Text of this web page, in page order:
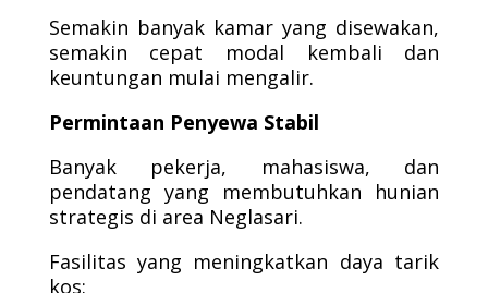
Semakin banyak kamar yang disewakan,
semakin cepat modal kembali dan
keuntungan mulai mengalir.
Permintaan Penyewa Stabil
Banyak pekerja, mahasiswa, dan
pendatang yang membutuhkan hunian
strategis di area Neglasari.
Fasilitas yang meningkatkan daya tarik
kos: